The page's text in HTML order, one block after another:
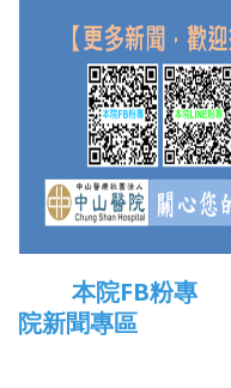
本院FB粉專
院新聞專區